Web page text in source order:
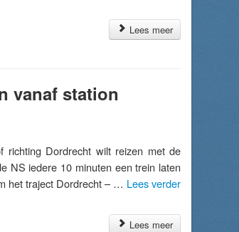
Lees meer
vanaf station
Dordrecht wilt reizen met de
NS iedere 10 minuten een trein laten
het traject Dordrecht – … Lees verder
Lees meer